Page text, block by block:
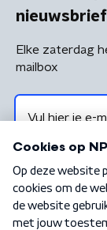
nieuwsbrief
Elke zaterdag
mailbox
Algemene